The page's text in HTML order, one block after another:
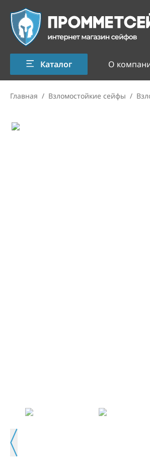
Каталог О
Главная / Взломостойкие сейфы /